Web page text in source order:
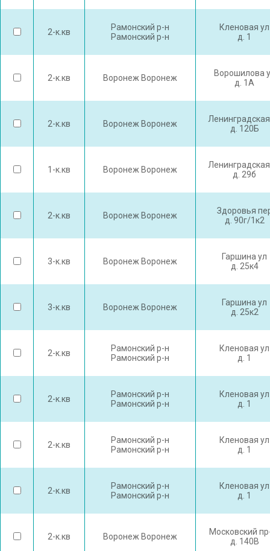
2-к.кв
Рамонский р-н
Рамонский р-н
Кленовая ул
д. 1
2-к.кв Воронеж Воронеж
Ворошилова
д. 1А
2-к.кв Воронеж Воронеж
д. 120Б
1-к.кв Воронеж Воронеж
д. 29б
2-к.кв Воронеж Воронеж
Здоровья
д. 90г/1к2
3-к.кв Воронеж Воронеж
Гаршина ул
д. 25к4
3-к.кв Воронеж Воронеж
Гаршина ул
д. 25к2
2-к.кв
Рамонский р-н
Рамонский р-н
Кленовая ул
д. 1
2-к.кв
Рамонский р-н
Рамонский р-н
Кленовая ул
д. 1
2-к.кв
Рамонский р-н
Рамонский р-н
Кленовая ул
д. 1
2-к.кв
Рамонский р-н
Рамонский р-н
Кленовая ул
д. 1
2-к.кв Воронеж Воронеж
Московский
д. 140В